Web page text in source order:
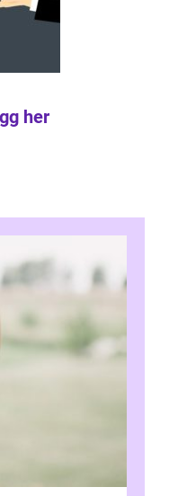
her